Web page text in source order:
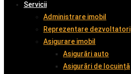
Servicii
Administrare imobil
Reprezentare dezvoltatori
Asigurare imobil
Asigurări auto
Asigurări de locuință